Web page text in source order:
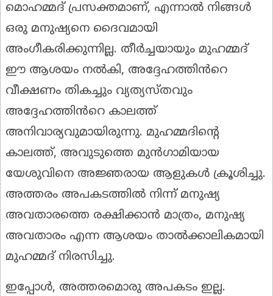
മൊഹമ്മദ് പ്രസക്തമാണ്, എന്നാൽ നിങ്ങൾ
ഒരു മനുഷ്യനെ ദൈവമായി
അംഗീകരിക്കുന്നില്ല. തീർച്ചയായും മുഹമ്മദ്
ഈ ആശയം നൽകി, അദ്ദേഹത്തിൻറെ
വീക്ഷണം തികച്ചും വ്യത്യസ്തവും
അദ്ദേഹത്തിൻറെ കാലത്ത്
അനിവാര്യവുമായിരുന്നു. മുഹമ്മദിന്റെ
കാലത്ത്, അവുടുത്തെ മുൻഗാമിയായ
യേശുവിനെ അജ്ഞരായ ആളുകൾ ക്രൂശിച്ചു.
അത്തരം അപകടത്തിൽ നിന്ന് മനുഷ്യ
അവതാരത്തെ രക്ഷിക്കാൻ മാത്രം, മനുഷ്യ
അവതാരം എന്ന ആശയം താൽക്കാലികമായി
മുഹമ്മദ് നിരസിച്ചു.
ഇപ്പോൾ, അത്തരമൊരു അപകടം ഇല്ല.